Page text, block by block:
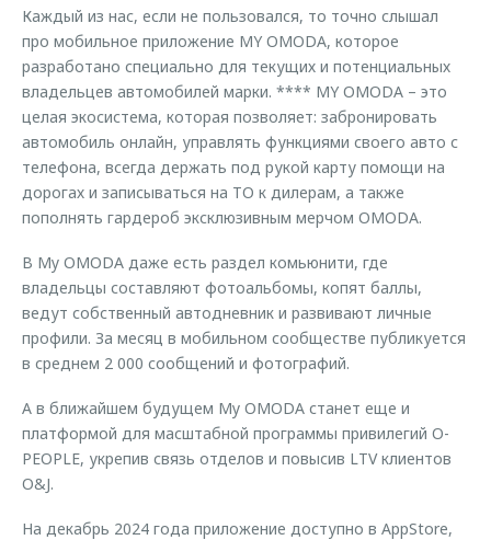
Запчасти
Каждый из нас, если не пользовался, то точно слышал
про мобильное приложение MY OMODA, которое
разработано специально для текущих и потенциальных
владельцев автомобилей марки. **** MY OMODA – это
целая экосистема, которая позволяет: забронировать
автомобиль онлайн, управлять функциями своего авто с
телефона, всегда держать под рукой карту помощи на
дорогах и записываться на ТО к дилерам, а также
пополнять гардероб эксклюзивным мерчом OMODA.
В My OMODA даже есть раздел комьюнити, где
владельцы составляют фотоальбомы, копят баллы,
ведут собственный автодневник и развивают личные
профили. За месяц в мобильном сообществе публикуется
в среднем 2 000 сообщений и фотографий.
А в ближайшем будущем My OMODA станет еще и
платформой для масштабной программы привилегий O-
PEOPLE, укрепив связь отделов и повысив LTV клиентов
O&J.
На декабрь 2024 года приложение доступно в AppStore,